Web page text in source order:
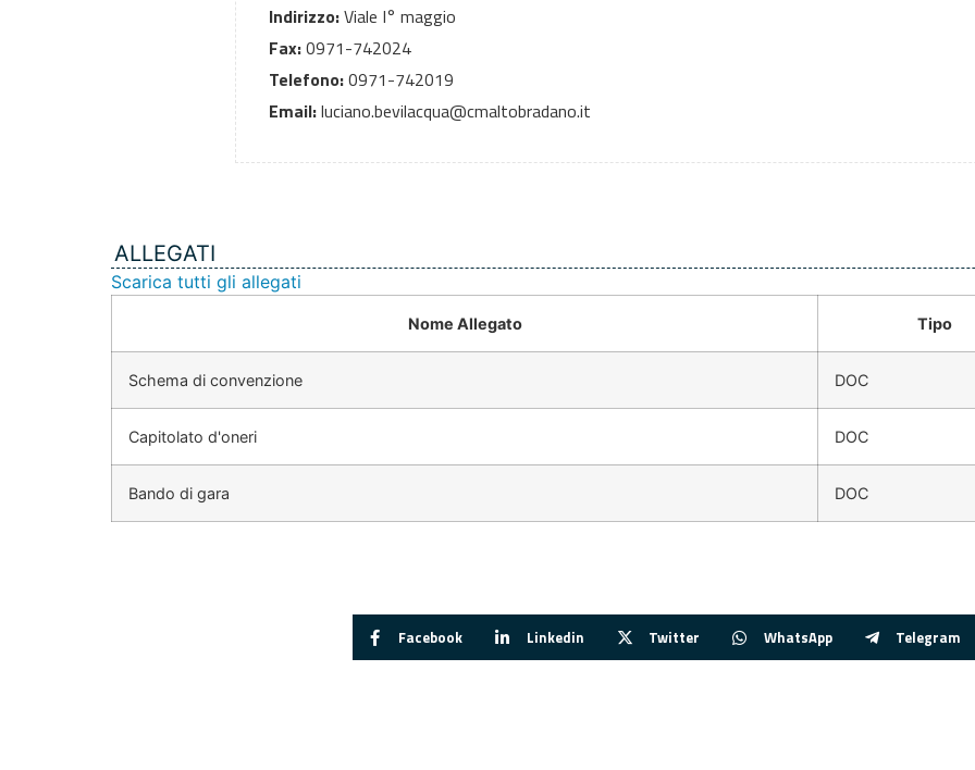
Indirizzo:Viale I° maggio
Fax:0971-742024
Telefono:0971-742019
Email:luciano.bevilacqua@cmaltobradano.it
ALLEGATI
Scarica tutti gli allegati
Nome Allegato Tipo
Schema di convenzione DOC
Capitolato d'oneri DOC
Bando di gara DOC
Facebook Linkedin Twitter WhatsApp Telegram